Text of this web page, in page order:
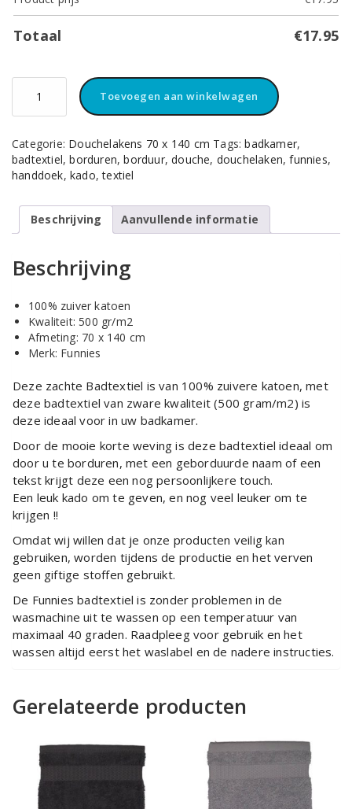
Totaal €17.95
Douchelaken
Fuchsia
aantal
Toevoegen aan winkelwagen
Categorie: Douchelakens 70 x 140 cm Tags:badkamer,
badtextiel,borduren,borduur,douche, douchelaken,funnies,
handdoek,kado,textiel
Beschrijving Aanvullende informatie
Beschrijving
100% zuiver katoen
Kwaliteit: 500 gr/m2
Afmeting: 70 x 140 cm
Merk: Funnies
Deze zachte Badtextiel is van 100% zuivere katoen, met
deze badtextiel van zware kwaliteit (500 gram/m2) is
deze ideaal voor in uw badkamer.
Door de mooie korte weving is deze badtextiel ideaal om
door u te borduren, met een geborduurde naam of een
tekst krijgt deze een nog persoonlijkere touch.
Een leuk kado om te geven, en nog veel leuker om te
krijgen !!
Omdat wij willen dat je onze producten veilig kan
gebruiken, worden tijdens de productie en het verven
geen giftige stoffen gebruikt.
De Funnies badtextiel is zonder problemen in de
wasmachine uit te wassen op een temperatuur van
maximaal 40 graden. Raadpleeg voor gebruik en het
wassen altijd eerst het waslabel en de nadere instructies.
Gerelateerde producten